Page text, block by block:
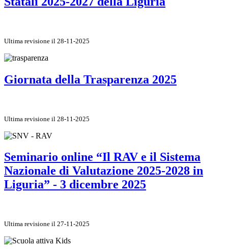
Ultima revisione il 28-11-2025
Giornata della Trasparenza 2025
Ultima revisione il 28-11-2025
Seminario online “Il RAV e il Sistema
Nazionale di Valutazione 2025-2028 in
Liguria” - 3 dicembre 2025
Ultima revisione il 27-11-2025